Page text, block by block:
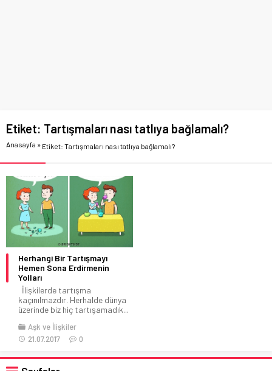
Etiket: Tartışmaları nası tatlıya bağlamalı?
Anasayfa » Etiket: Tartışmaları nası tatlıya bağlamalı?
Herhangi Bir Tartışmayı
Hemen Sona Erdirmenin
Yolları
İlişkilerde tartışma
kaçınılmazdır. Herhalde dünya
üzerinde biz hiç tartışamadık...
Aşk ve İlişkiler
21.07.2017
0